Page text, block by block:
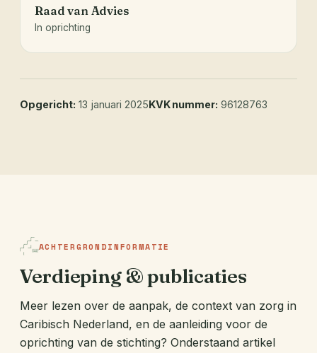
Raad van Advies
In oprichting
Opgericht: 13 januari 2025 KVK nummer: 96128763
ACHTERGRONDINFORMATIE
Verdieping & publicaties
Meer lezen over de aanpak, de context van zorg in
Caribisch Nederland, en de aanleiding voor de
oprichting van de stichting? Onderstaand artikel